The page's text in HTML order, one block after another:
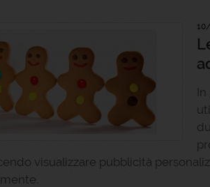
visualizzare pubblicità